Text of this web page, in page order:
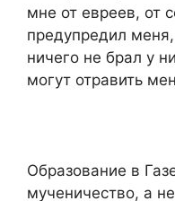
мне от евреев, от
предупредил
ничего не брал у
могут отравить
Образование в
мученичество, а